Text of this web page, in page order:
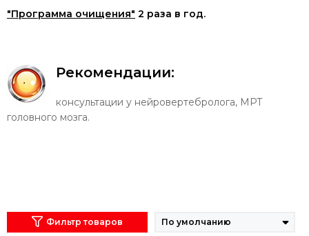
"Программа очищения" 2 раза в год.
Рекомендации:
консультации у нейровертебролога, МРТ
головного мозга.
Фильтр товаров